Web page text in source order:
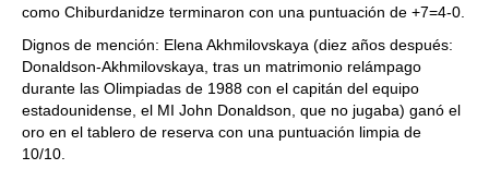
como Chiburdanidze terminaron con una puntuación de +7=4-0.
Dignos de mención: Elena Akhmilovskaya (diez años después:
Donaldson-Akhmilovskaya, tras un matrimonio relámpago
durante las Olimpiadas de 1988 con el capitán del equipo
estadounidense, el MI John Donaldson, que no jugaba) ganó el
oro en el tablero de reserva con una puntuación limpia de
10/10.